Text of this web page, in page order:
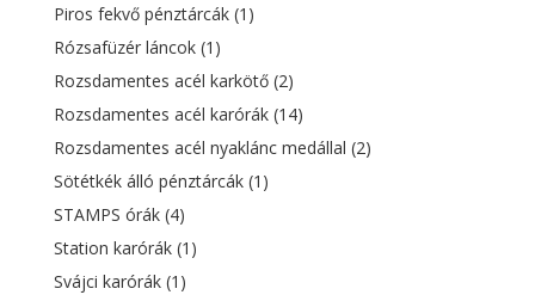
Piros fekvő pénztárcák (1)
Rózsafüzér láncok (1)
Rozsdamentes acél karkötő (2)
Rozsdamentes acél karórák (14)
Rozsdamentes acél nyaklánc medállal (2)
Sötétkék álló pénztárcák (1)
STAMPS órák (4)
Station karórák (1)
Svájci karórák (1)